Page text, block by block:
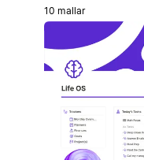
10 mallar